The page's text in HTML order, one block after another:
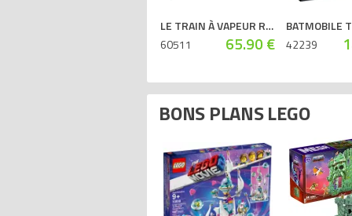
LE TRAIN À VAPEUR RÉTRO
60511
65.90 €
BATMOBILE
42239
BONS PLANS LEGO